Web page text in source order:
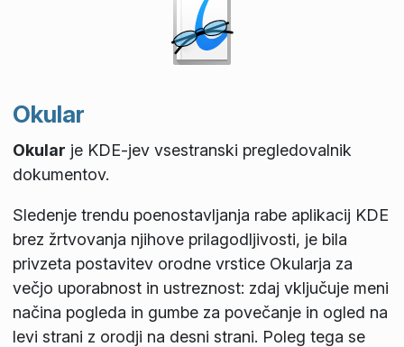
Okular
Okular je KDE-jev vsestranski pregledovalnik
dokumentov.
Sledenje trendu poenostavljanja rabe aplikacij KDE
brez žrtvovanja njihove prilagodljivosti, je bila
privzeta postavitev orodne vrstice Okularja za
večjo uporabnost in ustreznost: zdaj vključuje meni
načina pogleda in gumbe za povečanje in ogled na
levi strani z orodji na desni strani. Poleg tega se